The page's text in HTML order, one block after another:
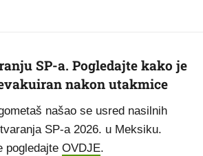
SP-a. Pogledajte kako je
nakon utakmice
našao se usred nasilnih
SP-a 2026. u Meksiku.
pogledajte OVDJE.